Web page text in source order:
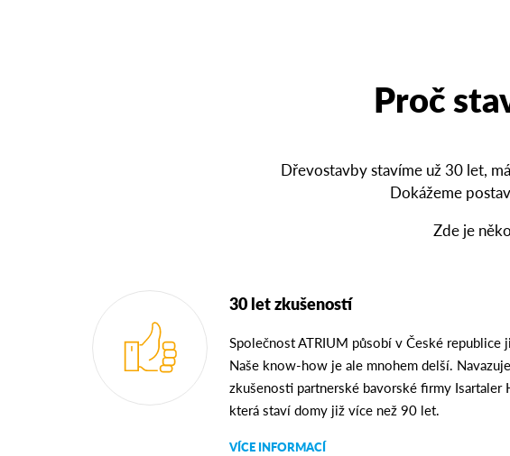
Proč
Dřevostavby stavíme už 30 let,
Dokážeme
Zde je
30 let zkušeností
Společnost ATRIUM působí v České republice
Naše know-how je ale mnohem delší.
zkušenosti partnerské bavorské firmy Isartaler
která staví domy již více než 90 let.
VÍCE INFORMACÍ